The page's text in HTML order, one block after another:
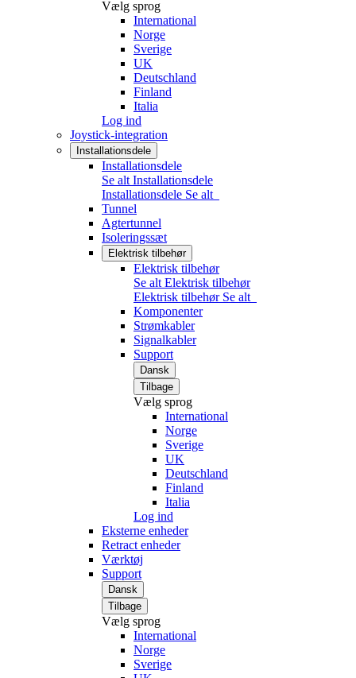
Vælg sprog
International
Norge
Sverige
UK
Deutschland
Finland
Italia
Log ind
Joystick-integration
Installationsdele
Installationsdele
Se alt Installationsdele
Installationsdele Se alt
Tunnel
Agtertunnel
Isoleringssæt
Elektrisk tilbehør
Elektrisk tilbehør
Se alt Elektrisk tilbehør
Elektrisk tilbehør Se alt
Komponenter
Strømkabler
Signalkabler
Support
Dansk
Tilbage
Vælg sprog
International
Norge
Sverige
UK
Deutschland
Finland
Italia
Log ind
Eksterne enheder
Retract enheder
Værktøj
Support
Dansk
Tilbage
Vælg sprog
International
Norge
Sverige